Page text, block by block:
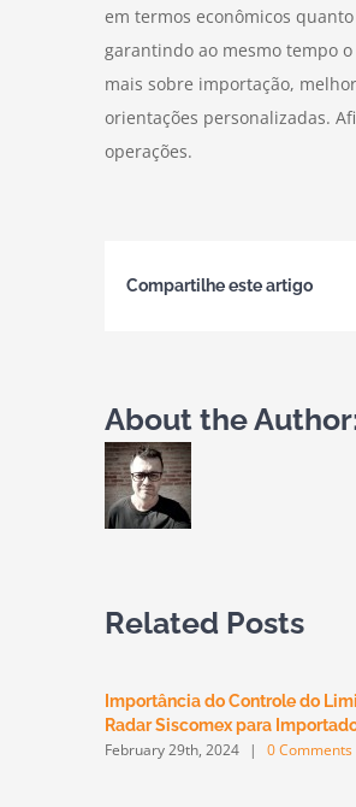
em termos econômicos
garantindo ao mesmo tempo
mais sobre importação,
orientações personalizadas.
operações.
Compartilhe este artigo
About the
Related Posts
Importância do Controle do
Radar Siscomex para
February 29th, 2024 | 0 Comments